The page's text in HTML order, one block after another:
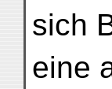
sich
eine